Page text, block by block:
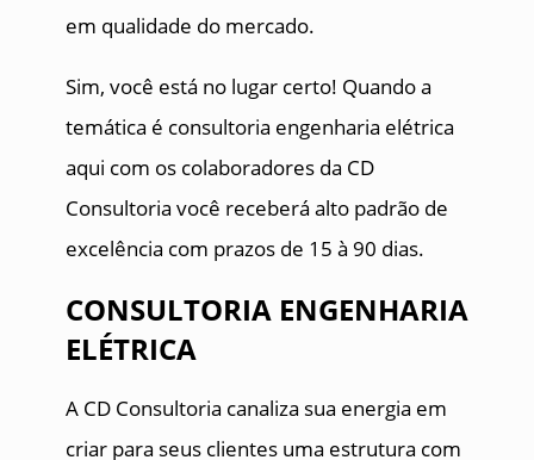
em qualidade do mercado.
Sim, você está no lugar certo! Quando a
temática é consultoria engenharia elétrica
aqui com os colaboradores da CD
Consultoria você receberá alto padrão de
excelência com prazos de 15 à 90 dias.
CONSULTORIA ENGENHARIA
ELÉTRICA
A CD Consultoria canaliza sua energia em
criar para seus clientes uma estrutura com